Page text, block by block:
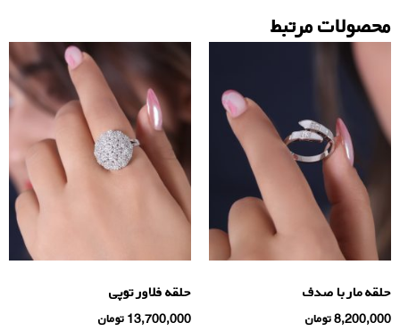
محصولات مرتبط
حلقه مار با صدف
8,200,000تومان
حلقه فلاور توپی
13,700,000 تومان